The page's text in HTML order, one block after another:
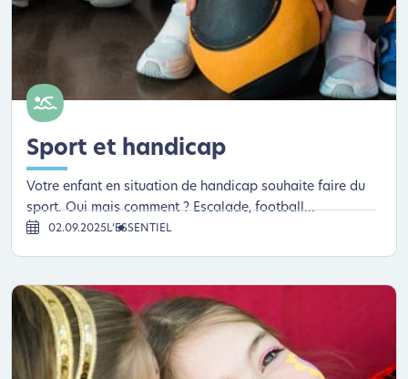
Sport et handicap
Votre enfant en situation de handicap souhaite faire du
sport. Oui mais comment ? Escalade, football...
02.09.2025 L’ESSENTIEL